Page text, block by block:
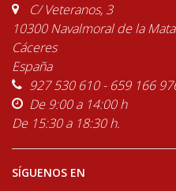
C/ Veteranos, 3
10300 Navalmoral de la Mata
Cáceres
España
927 530 610 - 659 166
De 9:00 a 14:00 h
De 15:30 a 18:30 h.
SÍGUENOS EN